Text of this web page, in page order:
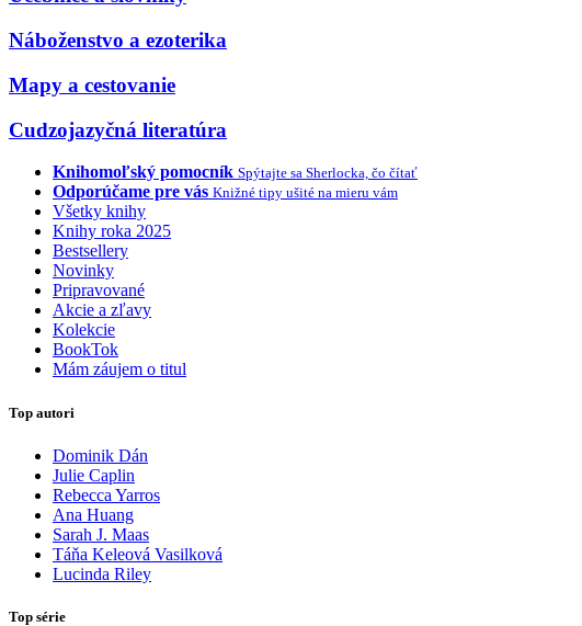
Náboženstvo a ezoterika
Mapy a cestovanie
Cudzojazyčná literatúra
Knihomoľský pomocník Spýtajte sa Sherlocka, čo čítať
Odporúčame pre vás Knižné tipy ušité na mieru vám
Všetky knihy
Knihy roka 2025
Bestsellery
Novinky
Pripravované
Akcie a zľavy
Kolekcie
BookTok
Mám záujem o titul
Top autori
Dominik Dán
Julie Caplin
Rebecca Yarros
Ana Huang
Sarah J. Maas
Táňa Keleová Vasilková
Lucinda Riley
Top série